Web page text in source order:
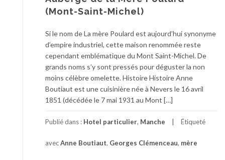
(Mont-Saint-Michel)
Si le nom de La mère Poulard est aujourd’hui synonyme
d’empire industriel, cette maison renommée reste
cependant emblématique du Mont Saint-Michel. De
grands noms s’y sont pressés pour déguster la non
moins célèbre omelette. Histoire Histoire Anne
Boutiaut est une cuisinière née à Nevers le 16 avril
1851 (décédée le 7 mai 1931 au Mont […]
Publié dans : Hotel particulier, Manche Étiqueté
avecAnne Boutiaut, Georges Clémenceau, mère